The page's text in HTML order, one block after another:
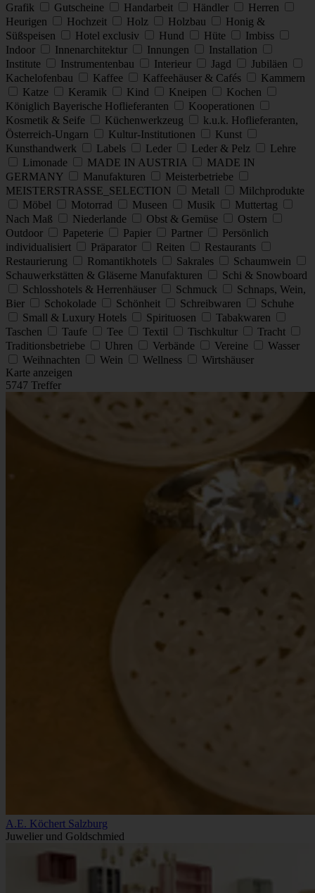
Grafik
Gutscheine Handarbeit Händler
Herren
Heurigen
Hochzeit Holz Holzbau
Honig &
Süßspeisen
Hotel exclusiv Hund Hüte
Imbiss
Indoor
Innenarchitektur Innungen
Installation
Institute
Instrumentenbau Interieur Jagd
Jubiläen
Kachelofenbau
Kaffee Kaffeehäuser & Cafés
Kammern
Katze
Keramik Kind Kneipen
Kochen
Königlich Bayerische Hoflieferanten
Kooperationen
Kosmetik & Seife
Küchenwerkzeug
k.u.k. Hoflieferanten,
Österreich-Ungarn
Kultur-Institutionen
Kunst
Kunsthandwerk
Labels Leder Leder & Pelz
Lehre
Limonade
MADE IN AUSTRIA
MADE IN
GERMANY
Manufakturen
Meisterbetriebe
MEISTERSTRASSE_SELECTION
Metall
Milchprodukte
Möbel
Motorrad Museen Musik
Muttertag
Nach Maß
Niederlande Obst & Gemüse
Ostern
Outdoor
Papeterie Papier Partner
Persönlich
individualisiert
Präparator Reiten
Restaurants
Restaurierung
Romantikhotels Sakrales
Schaumwein
Schauwerkstätten & Gläserne Manufakturen
Schi & Snowboard
Schlosshotels & Herrenhäuser
Schmuck
Schnaps, Wein,
Bier
Schokolade Schönheit Schreibwaren
Schuhe
Small & Luxury Hotels
Spirituosen
Tabakwaren
Taschen
Taufe Tee Textil Tischkultur
Tracht
Traditionsbetriebe
Uhren Verbände Vereine
Wasser
Weihnachten
Wein Wellness
Wirtshäuser
Karte anzeigen
5747 Treffer
A.E. Köchert Salzburg
Juwelier und Goldschmied